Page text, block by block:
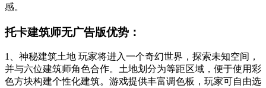
感。
托卡建筑师无广告版优势：
1、神秘建筑土地 玩家将进入一个奇幻世界，探索未知空间，
并与六位建筑师角色合作。土地划分为等距区域，便于使用彩
色方块构建个性化建筑。游戏提供丰富调色板，玩家可自由选